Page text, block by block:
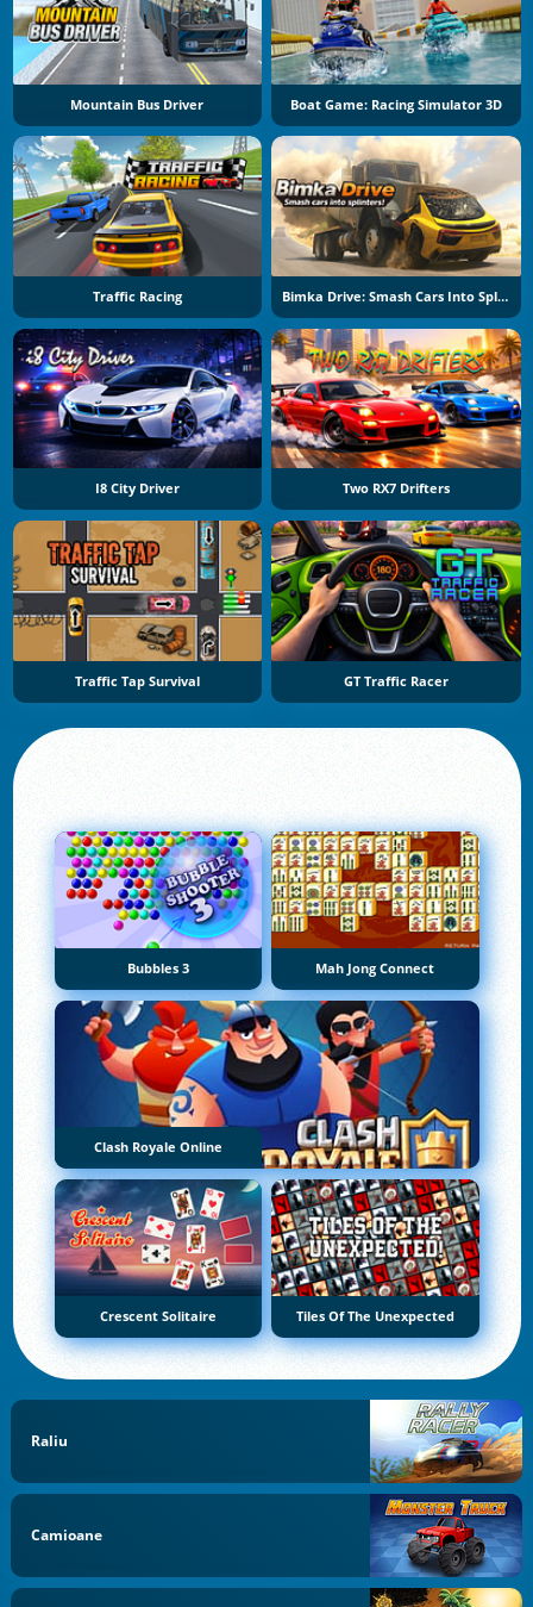
Mountain Bus Driver Boat Game: Racing Simulator 3D
Traffic Racing Bimka Drive: Smash Cars Into Splinters
I8 City Driver Two RX7 Drifters
Traffic Tap Survival GT Traffic Racer
Bubbles 3 Mah Jong Connect
Clash Royale Online
Crescent Solitaire Tiles Of The Unexpected
Raliu
Camioane